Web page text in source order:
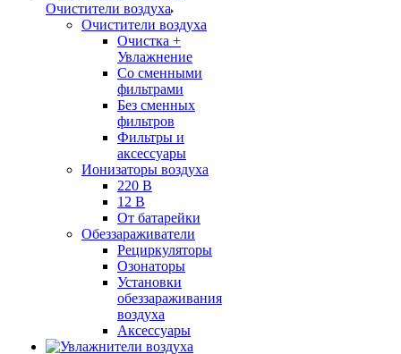
Очистители воздуха
Очистители воздуха
Очистка +
Увлажнение
Cо сменными
фильтрами
Без сменных
фильтров
Фильтры и
аксессуары
Ионизаторы воздуха
220 В
12 В
От батарейки
Обеззараживатели
Рециркуляторы
Озонаторы
Установки
обеззараживания
воздуха
Аксессуары